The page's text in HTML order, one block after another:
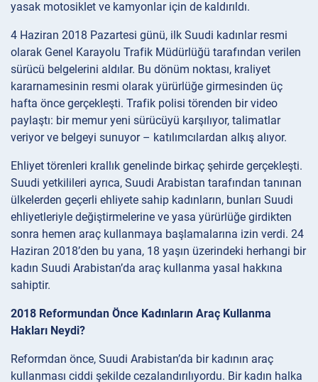
yasak motosiklet ve kamyonlar için de kaldırıldı.
4 Haziran 2018 Pazartesi günü, ilk Suudi kadınlar resmi
olarak Genel Karayolu Trafik Müdürlüğü tarafından verilen
sürücü belgelerini aldılar. Bu dönüm noktası, kraliyet
kararnamesinin resmi olarak yürürlüğe girmesinden üç
hafta önce gerçekleşti. Trafik polisi törenden bir video
paylaştı: bir memur yeni sürücüyü karşılıyor, talimatlar
veriyor ve belgeyi sunuyor – katılımcılardan alkış alıyor.
Ehliyet törenleri krallık genelinde birkaç şehirde gerçekleşti.
Suudi yetkilileri ayrıca, Suudi Arabistan tarafından tanınan
ülkelerden geçerli ehliyete sahip kadınların, bunları Suudi
ehliyetleriyle değiştirmelerine ve yasa yürürlüğe girdikten
sonra hemen araç kullanmaya başlamalarına izin verdi. 24
Haziran 2018’den bu yana, 18 yaşın üzerindeki herhangi bir
kadın Suudi Arabistan’da araç kullanma yasal hakkına
sahiptir.
2018 Reformundan Önce Kadınların Araç Kullanma
Hakları Neydi?
Reformdan önce, Suudi Arabistan’da bir kadının araç
kullanması ciddi şekilde cezalandırılıyordu. Bir kadın halka